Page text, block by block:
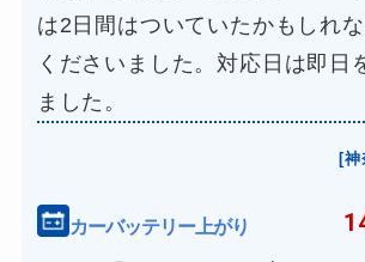
は2日間はついていたかもしれ
くださいました。対応日は即日
ました。
[神
カーバッテリー上がり